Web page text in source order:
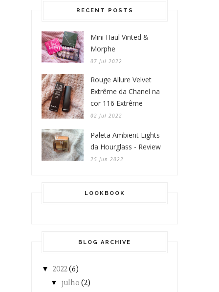
RECENT POSTS
Mini Haul Vinted &
Morphe
07 Jul 2022
Rouge Allure Velvet
Extrême da Chanel na
cor 116 Extrême
02 Jul 2022
Paleta Ambient Lights
da Hourglass - Review
25 Jun 2022
LOOKBOOK
BLOG ARCHIVE
▼ 2022(6)
▼ julho (2)